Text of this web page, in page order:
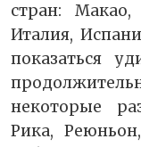
стран: Макао,
Италия,
показаться
некоторые
Рика,